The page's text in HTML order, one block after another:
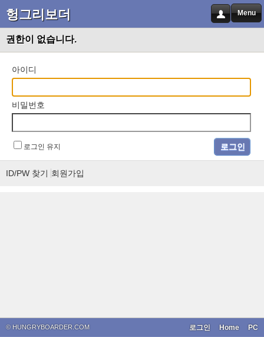
헝그리보더 Menu
권한이 없습니다.
아이디
비밀번호
로그인 유지
ID/PW 찾기 회원가입
© HUNGRYBOARDER.COM PC
Home
로그인